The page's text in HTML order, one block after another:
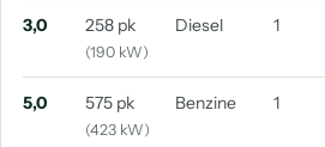
3,0 258 pk
(190 kW)
Diesel 1
5,0 575 pk
(423 kW)
Benzine 1